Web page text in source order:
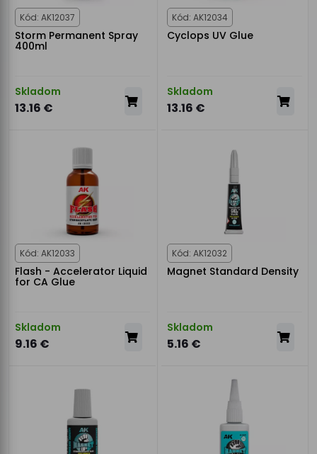
Kód: AK12037
Storm Permanent Spray
400ml
Skladom
13.16 €
Kód: AK12034
Cyclops UV Glue
Skladom
13.16 €
Kód: AK12033
Flash - Accelerator Liquid
for CA Glue
Skladom
9.16 €
Kód: AK12032
Magnet Standard Density
Skladom
5.16 €